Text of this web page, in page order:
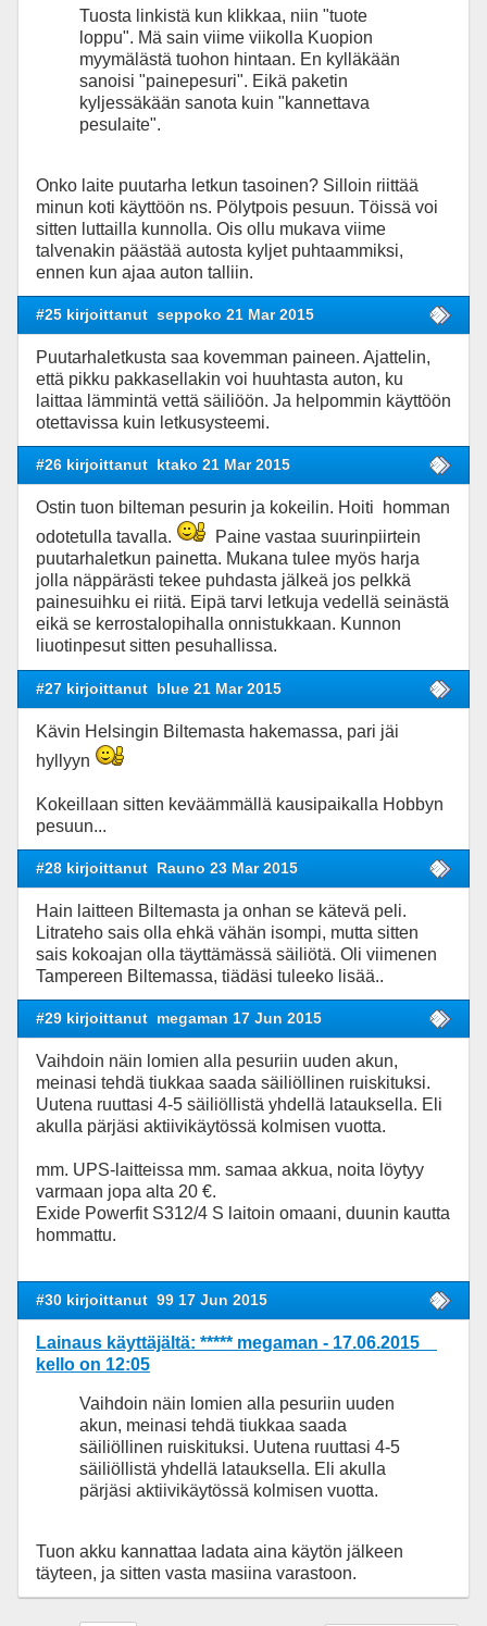
Tuosta linkistä kun klikkaa, niin "tuote
loppu". Mä sain viime viikolla Kuopion
myymälästä tuohon hintaan. En kylläkään
sanoisi "painepesuri". Eikä paketin
kyljessäkään sanota kuin "kannettava
pesulaite".
Onko laite puutarha letkun tasoinen? Silloin riittää
minun koti käyttöön ns. Pölytpois pesuun. Töissä voi
sitten luttailla kunnolla. Ois ollu mukava viime
talvenakin päästää autosta kyljet puhtaammiksi,
ennen kun ajaa auton talliin.
#25 kirjoittanut seppoko 21 Mar 2015
Puutarhaletkusta saa kovemman paineen. Ajattelin,
että pikku pakkasellakin voi huuhtasta auton, ku
laittaa lämmintä vettä säiliöön. Ja helpommin käyttöön
otettavissa kuin letkusysteemi.
#26 kirjoittanut ktako 21 Mar 2015
Ostin tuon bilteman pesurin ja kokeilin. Hoiti homman
odotetulla tavalla.
Paine vastaa suurinpiirtein
puutarhaletkun painetta. Mukana tulee myös harja
jolla näppärästi tekee puhdasta jälkeä jos pelkkä
painesuihku ei riitä. Eipä tarvi letkuja vedellä seinästä
eikä se kerrostalopihalla onnistukkaan. Kunnon
liuotinpesut sitten pesuhallissa.
#27 kirjoittanut blue 21 Mar 2015
Kävin Helsingin Biltemasta hakemassa, pari jäi
hyllyyn
Kokeillaan sitten keväämmällä kausipaikalla Hobbyn
pesuun...
#28 kirjoittanut Rauno 23 Mar 2015
Hain laitteen Biltemasta ja onhan se kätevä peli.
Litrateho sais olla ehkä vähän isompi, mutta sitten
sais kokoajan olla täyttämässä säiliötä. Oli viimenen
Tampereen Biltemassa, tiädäsi tuleeko lisää..
#29 kirjoittanut megaman 17 Jun 2015
Vaihdoin näin lomien alla pesuriin uuden akun,
meinasi tehdä tiukkaa saada säiliöllinen ruiskituksi.
Uutena ruuttasi 4-5 säiliöllistä yhdellä latauksella. Eli
akulla pärjäsi aktiivikäytössä kolmisen vuotta.
mm. UPS-laitteissa mm. samaa akkua, noita löytyy
varmaan jopa alta 20 €.
Exide Powerfit S312/4 S laitoin omaani, duunin kautta
hommattu.
#30 kirjoittanut 99 17 Jun 2015
Lainaus käyttäjältä: ***** megaman - 17.06.2015
kello on 12:05
Vaihdoin näin lomien alla pesuriin uuden
akun, meinasi tehdä tiukkaa saada
säiliöllinen ruiskituksi. Uutena ruuttasi 4-5
säiliöllistä yhdellä latauksella. Eli akulla
pärjäsi aktiivikäytössä kolmisen vuotta.
Tuon akku kannattaa ladata aina käytön jälkeen
täyteen, ja sitten vasta masiina varastoon.